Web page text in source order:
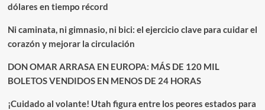
dólares en tiempo récord
Ni caminata, ni gimnasio, ni bici: el ejercicio clave para cuidar el
corazón y mejorar la circulación
DON OMAR ARRASA EN EUROPA: MÁS DE 120 MIL
BOLETOS VENDIDOS EN MENOS DE 24 HORAS
¡Cuidado al volante! Utah figura entre los peores estados para